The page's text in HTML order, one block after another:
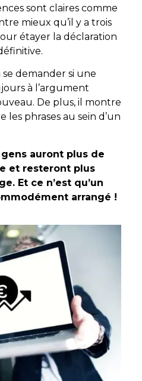
sont claires comme
mieux qu’il y a trois
étayer la déclaration
se demander si une
à l’argument
De plus, il montre
phrases au sein d’un
auront plus de
et resteront plus
Et ce n’est qu’un
arrangé !